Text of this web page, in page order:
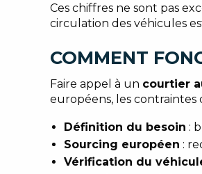
Ces chiffres ne sont pas
circulation des véhicules
COMMENT
Faire appel à un courtier
européens, les contraintes
Définition du besoin :
Sourcing européen :
Vérification du